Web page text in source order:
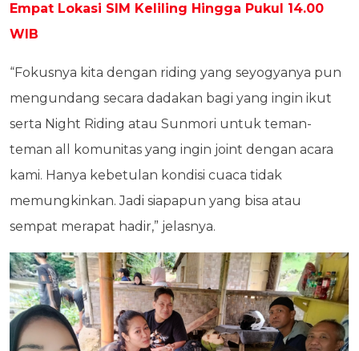
Empat Lokasi SIM Keliling Hingga Pukul 14.00
WIB
“Fokusnya kita dengan riding yang seyogyanya pun
mengundang secara dadakan bagi yang ingin ikut
serta Night Riding atau Sunmori untuk teman-
teman all komunitas yang ingin joint dengan acara
kami. Hanya kebetulan kondisi cuaca tidak
memungkinkan. Jadi siapapun yang bisa atau
sempat merapat hadir,” jelasnya.